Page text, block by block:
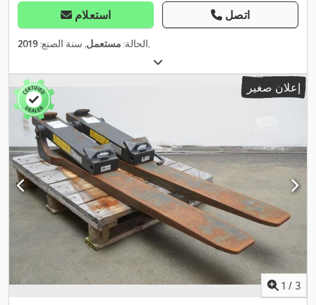
استعلام اتصل
الحالة: مستعمل, سنة الصنع:2019 ,
إعلان صغير
1 / 3